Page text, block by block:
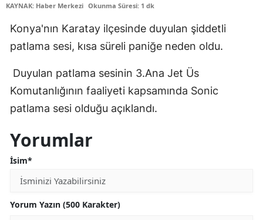
Çankırı
Denizli
KAYNAK: Haber Merkezi Okunma Süresi: 1 dk
Konya'nın Karatay ilçesinde duyulan şiddetli
patlama sesi, kısa süreli paniğe neden oldu.
Duyulan patlama sesinin 3.Ana Jet Üs
Komutanlığının faaliyeti kapsamında Sonic
patlama sesi olduğu açıklandı.
Yorumlar
İsim*
Yorum Yazın (500 Karakter)